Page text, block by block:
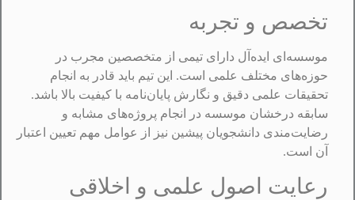
تخصص و تجربه
موسسه‌ای ایده‌آل دارای تیمی از متخصصین مجرب در
حوزه‌های مختلف علمی است. این تیم باید قادر به انجام
تحقیقات علمی دقیق و نگارش پایان‌نامه با کیفیت بالا باشد.
سابقه درخشان موسسه در انجام پروژه‌های مشابه و
رضایت‌مندی دانشجویان پیشین نیز از عوامل مهم تعیین اعتبار
آن است.
رعایت اصول علمی و اخلاقی